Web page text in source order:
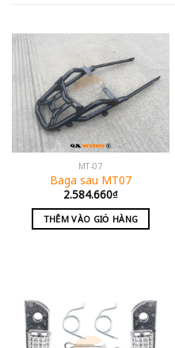
MT-07
Baga sau MT07
2.584.660₫
THÊM VÀO GIỎ HÀNG